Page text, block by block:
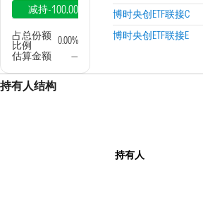
减持-100.00%
占总份额
比例
0.00%
估算金额
—
博时央创ETF联接C
博时央创ETF联接E
持有人结构
持有人